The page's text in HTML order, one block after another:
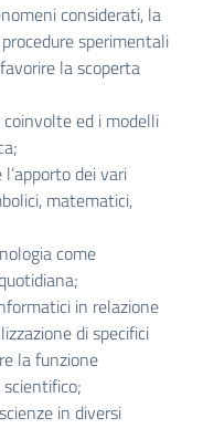
considerati, la
sperimentali
la scoperta
ed i modelli
dei vari
matematici,
come
in relazione
di specifici
la funzione
in diversi